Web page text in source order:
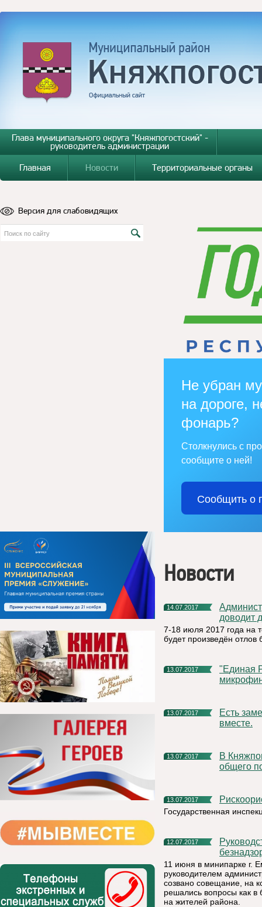
Глава муниципального округа "Княжпогостский" -
руководитель администрации
Главная
Новости Территориальные органы
Версия для слабовидящих
Не убран
на дороге,
фонарь?
Столкнулись с
сообщите о ней!
Сообщить о
Новости
14.07.2017
Администрация муниципального района «Княжпогостский»
доводит
7-18 июля 2017 года на
будет произведён отлов
13.07.2017
"Единая Россия" запустила "Народный контроль" за
13.07.2017
Есть замечания по качеству работ? Проконтролируем
вместе.
13.07.2017
В Княжпогостском районе идут работы по ремонту дорог
общего
13.07.2017
Государственная
12.07.2017
Руководство района держит на контроле ситуцию с
11 июня в минипарке г.
руководителем
созвано совещание, на
решались вопросы как
на жителей района.